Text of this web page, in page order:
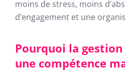
moins de stress, moins
d’engagement et une
Pourquoi la
une compétence